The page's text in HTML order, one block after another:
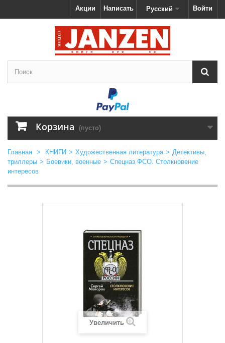
Войти
Русский
Написать
Акции
Корзина (пусто)
Главная > КНИГИ > Художественная литература > Детективы,
триллеры > Боевики, военные > Спецназ ФСО. Столкновение
интересов
Увеличить